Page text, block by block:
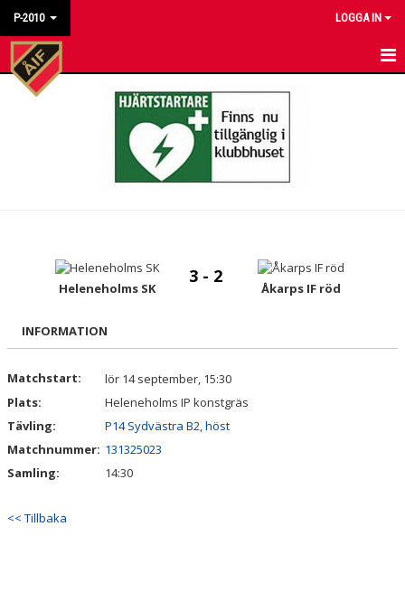
P-2010 LOGGA IN
HEM
TRÄNINGSTIDER
BILDGALLERI
KONTAKT
Heleneholms SK
3 - 2
Åkarps IF röd
INFORMATION
Matchstart:
lör 14 september, 15:30
Plats:
Heleneholms IP konstgräs
Tävling:
P14 Sydvästra B2, höst
Matchnummer: 131325023
Samling:
14:30
<< Tillbaka